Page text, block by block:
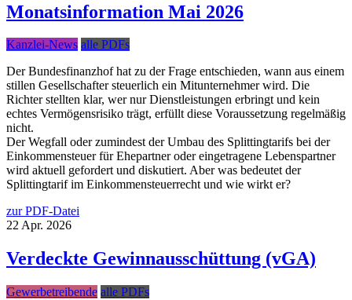
Monatsinformation Mai 2026
Kanzlei-News alle PDFs
Der Bundesfinanzhof hat zu der Frage entschieden, wann aus einem
stillen Gesellschafter steuerlich ein Mitunternehmer wird. Die
Richter stellten klar, wer nur Dienstleistungen erbringt und kein
echtes Vermögensrisiko trägt, erfüllt diese Voraussetzung regelmäßig
nicht.
Der Wegfall oder zumindest der Umbau des Splittingtarifs bei der
Einkommensteuer für Ehepartner oder eingetragene Lebenspartner
wird aktuell gefordert und diskutiert. Aber was bedeutet der
Splittingtarif im Einkommensteuerrecht und wie wirkt er?
zur PDF-Datei
22Apr. 2026
Verdeckte Gewinnausschüttung (vGA)
Gewerbetreibende alle PDFs